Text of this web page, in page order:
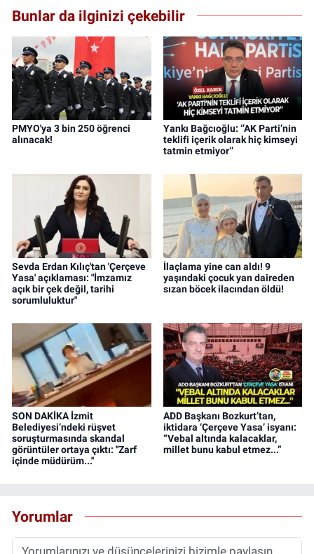
Bunlar da ilginizi çekebilir
PMYO'ya 3 bin 250 öğrenci
alınacak!
Yankı Bağcıoğlu: ‘’AK Parti’nin
teklifi içerik olarak hiç kimseyi
tatmin etmiyor’’
Sevda Erdan Kılıç'tan 'Çerçeve
Yasa' açıklaması: "İmzamız
açık bir çek değil, tarihi
sorumluluktur"
İlaçlama yine can aldı! 9
yaşındaki çocuk yan daireden
sızan böcek ilacından öldü!
SON DAKİKA İzmit
Belediyesi’ndeki rüşvet
soruşturmasında skandal
görüntüler ortaya çıktı: ''Zarf
içinde müdürüm...''
ADD Başkanı Bozkurt’tan,
iktidara ‘Çerçeve Yasa’ isyanı:
“Vebal altında kalacaklar,
millet bunu kabul etmez...”
Yorumlar